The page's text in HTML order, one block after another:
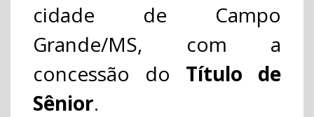
cidade de Campo
Grande/MS, com a
concessão do Título de
Sênior.